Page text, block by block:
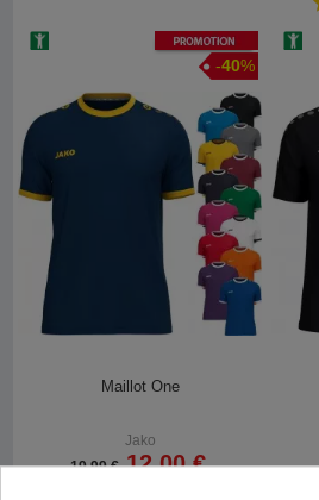
Promotion
-40%
Maillot One
Jako
19,99 € 12,00 €